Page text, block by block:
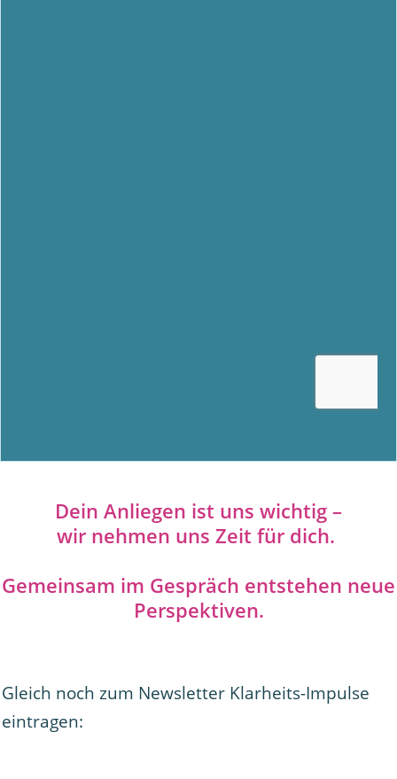
Dein Anliegen ist uns wichtig –
wir nehmen uns Zeit für dich.
Gemeinsam im Gespräch entstehen neue
Perspektiven.
Gleich noch zum Newsletter Klarheits-Impulse
eintragen: